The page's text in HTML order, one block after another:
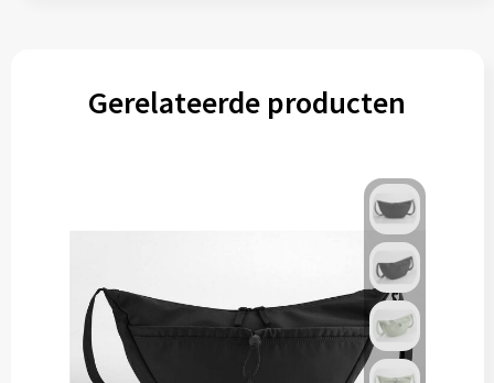
Gerelateerde producten